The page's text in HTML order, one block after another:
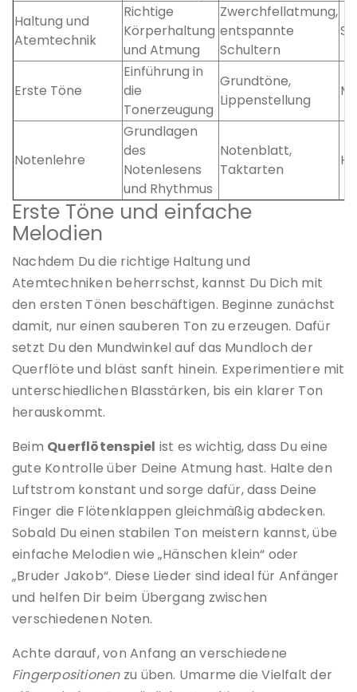
Haltung und
Atemtechnik
Richtige
Körperhaltung
und Atmung
Zwerchfellatmung,
entspannte
Schultern
Erste Töne
Einführung in
die
Tonerzeugung
Grundtöne,
Lippenstellung
Notenlehre
Grundlagen
des
Notenlesens
und Rhythmus
Notenblatt,
Taktarten
Erste Töne und einfache
Melodien
Nachdem Du die richtige Haltung und
Atemtechniken beherrschst, kannst Du Dich mit
den ersten Tönen beschäftigen. Beginne zunächst
damit, nur einen sauberen Ton zu erzeugen. Dafür
setzt Du den Mundwinkel auf das Mundloch der
Querflöte und bläst sanft hinein. Experimentiere mit
unterschiedlichen Blasstärken, bis ein klarer Ton
herauskommt.
Beim Querflötenspiel ist es wichtig, dass Du eine
gute Kontrolle über Deine Atmung hast. Halte den
Luftstrom konstant und sorge dafür, dass Deine
Finger die Flötenklappen gleichmäßig abdecken.
Sobald Du einen stabilen Ton meistern kannst, übe
einfache Melodien wie „Hänschen klein“ oder
„Bruder Jakob“. Diese Lieder sind ideal für Anfänger
und helfen Dir beim Übergang zwischen
verschiedenen Noten.
Achte darauf, von Anfang an verschiedene
Fingerpositionenzu üben. Umarme die Vielfalt der